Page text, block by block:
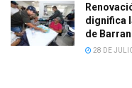
dignifica
de
28 DE